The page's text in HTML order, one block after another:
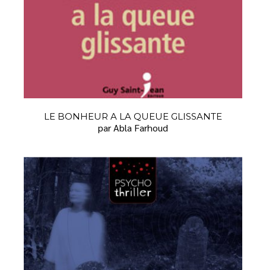
LE BONHEUR A LA QUEUE GLISSANTE
par Abla Farhoud